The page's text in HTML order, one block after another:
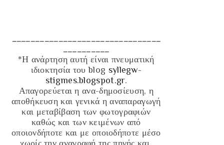
*Η ανάρτηση αυτή είναι πνευματική
ιδιοκτησία του blog syllegw-
stigmes.blogspot.gr.
Απαγορεύεται η ανα-δημοσίευση, η
αποθήκευση και γενικά η αναπαραγωγή
και μεταβίβαση των φωτογραφιών
καθώς και των κειμένων από
οποιονδήποτε και με οποιοδήποτε μέσο
χωρίς την αναγραφή της πηγής και